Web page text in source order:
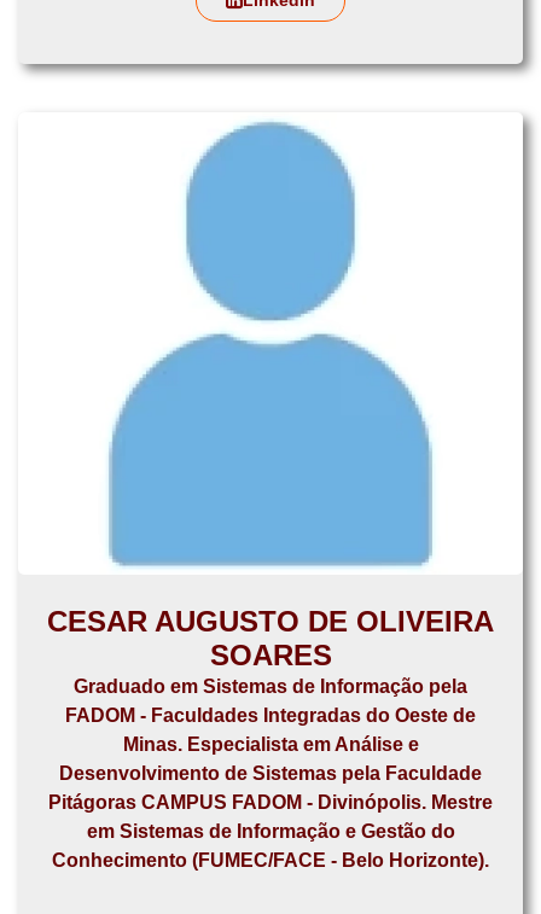
CESAR AUGUSTO DE OLIVEIRA
SOARES
Graduado em Sistemas de Informação pela
FADOM - Faculdades Integradas do Oeste de
Minas. Especialista em Análise e
Desenvolvimento de Sistemas pela Faculdade
Pitágoras CAMPUS FADOM - Divinópolis. Mestre
em Sistemas de Informação e Gestão do
Conhecimento (FUMEC/FACE - Belo Horizonte).